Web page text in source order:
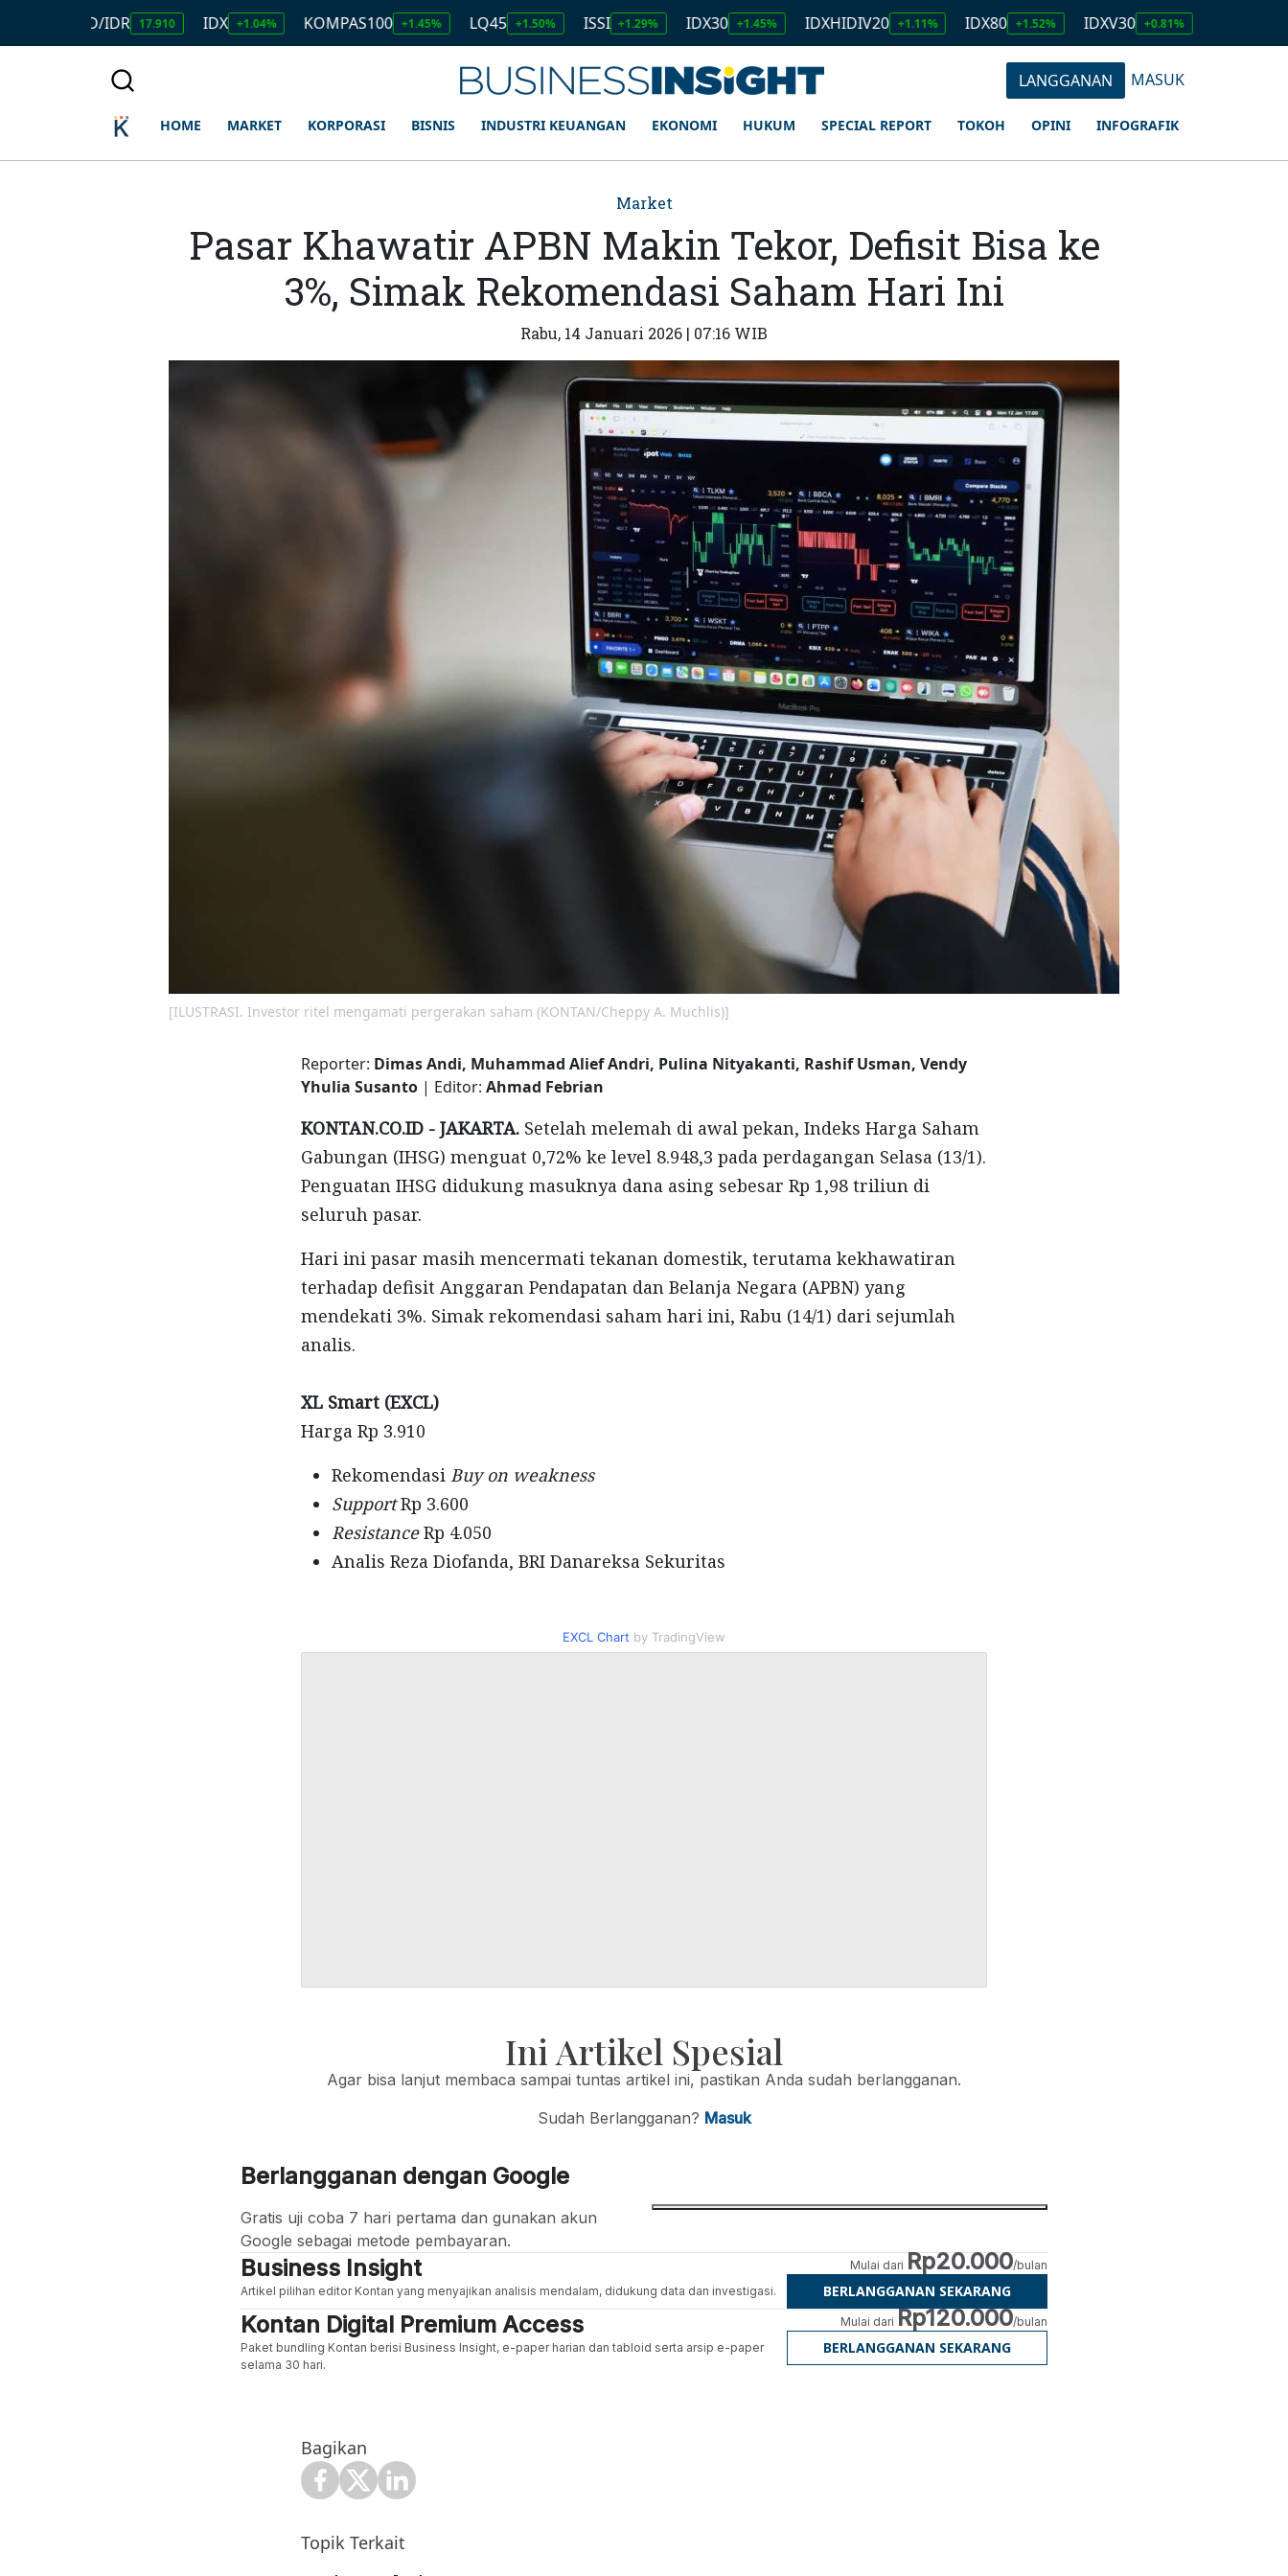
17.910 IDX +1.04% KOMPAS100 +1.45% LQ45 +1.50% ISSI +1.29% IDX30 +1.45% IDXHIDIV20 +1.11% IDX80 +1.52% IDXV30 +0.81% IDXQ30
LANGGANAN MASUK
HOME MARKET KORPORASI BISNIS INDUSTRI KEUANGAN EKONOMI HUKUM SPECIAL REPORT TOKOH OPINI INFOGRAFIK
Market
Pasar Khawatir APBN Makin Tekor, Defisit Bisa ke
3%, Simak Rekomendasi Saham Hari Ini
Rabu, 14 Januari 2026 | 07:16 WIB
[ILUSTRASI. Investor ritel mengamati pergerakan saham (KONTAN/Cheppy A. Muchlis)]
Reporter: Dimas Andi, Muhammad Alief Andri, Pulina Nityakanti, Rashif Usman, Vendy
Yhulia Susanto | Editor: Ahmad Febrian
KONTAN.CO.ID - JAKARTA. Setelah melemah di awal pekan, Indeks Harga Saham
Gabungan (IHSG) menguat 0,72% ke level 8.948,3 pada perdagangan Selasa (13/1).
Penguatan IHSG didukung masuknya dana asing sebesar Rp 1,98 triliun di
seluruh pasar.
Hari ini pasar masih mencermati tekanan domestik, terutama kekhawatiran
terhadap defisit Anggaran Pendapatan dan Belanja Negara (APBN) yang
mendekati 3%. Simak rekomendasi saham hari ini, Rabu (14/1) dari sejumlah
analis.
XL Smart (EXCL)
Harga Rp 3.910
Rekomendasi Buy on weakness
SupportRp 3.600
ResistanceRp 4.050
Analis Reza Diofanda, BRI Danareksa Sekuritas
EXCL Chart by TradingView
Ini Artikel Spesial
Agar bisa lanjut membaca sampai tuntas artikel ini, pastikan Anda sudah berlangganan.
Sudah Berlangganan? Masuk
Berlangganan dengan Google
Gratis uji coba 7 hari pertama dan gunakan akun
Google sebagai metode pembayaran.
Business Insight
Artikel pilihan editor Kontan yang menyajikan analisis mendalam, didukung data dan investigasi.
Mulai dari Rp20.000/bulan
BERLANGGANAN SEKARANG
Kontan Digital Premium Access
Paket bundling Kontan berisi Business Insight, e-paper harian dan tabloid serta arsip e-paper
selama 30 hari.
Mulai dari Rp120.000/bulan
BERLANGGANAN SEKARANG
Bagikan
Topik Terkait